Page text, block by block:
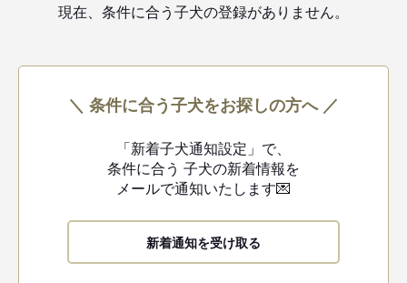
現在、条件に合う子犬の登録がありません。
＼ 条件に合う子犬をお探しの方へ ／
「新着子犬通知設定」で、
条件に合う 子犬の新着情報を
メールで通知いたします💌
新着通知を受け取る